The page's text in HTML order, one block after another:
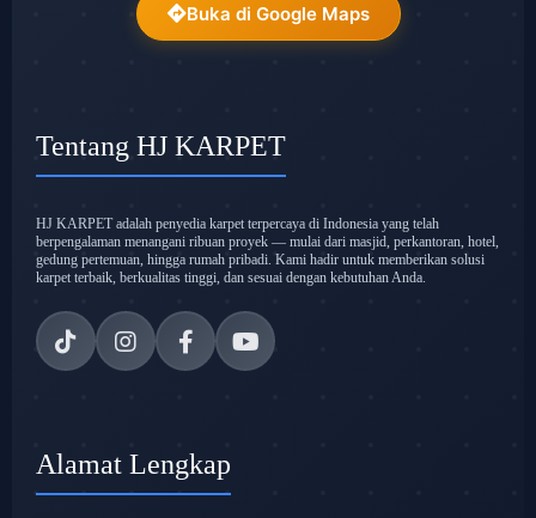
Buka di Google Maps
Tentang HJ KARPET
HJ KARPET adalah penyedia karpet terpercaya di Indonesia yang telah
berpengalaman menangani ribuan proyek — mulai dari masjid, perkantoran, hotel,
gedung pertemuan, hingga rumah pribadi. Kami hadir untuk memberikan solusi
karpet terbaik, berkualitas tinggi, dan sesuai dengan kebutuhan Anda.
Alamat Lengkap